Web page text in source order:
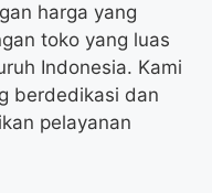
harga yang
toko yang luas
Indonesia. Kami
berdedikasi dan
pelayanan